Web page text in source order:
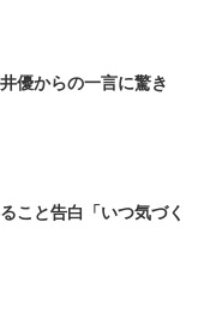
優からの一言に驚き
こと告白「いつ気づく